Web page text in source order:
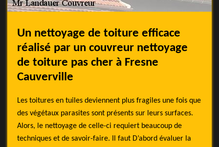
Un nettoyage de toiture efficace
réalisé par un couvreur nettoyage
de toiture pas cher à Fresne
Cauverville
Les toitures en tuiles deviennent plus fragiles une fois que
des végétaux parasites sont présents sur leurs surfaces.
Alors, le nettoyage de celle-ci requiert beaucoup de
techniques et de savoir-faire. Il faut D’abord évaluer la